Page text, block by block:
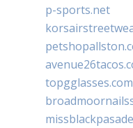
p-sports.net
topgglasses.com